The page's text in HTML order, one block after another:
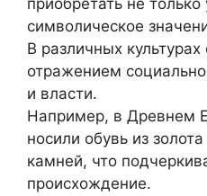
приобретать не
символическое
В различных культурах
отражением
и власти.
Например, в Древнем
носили обувь из
камней, что
происхождение.